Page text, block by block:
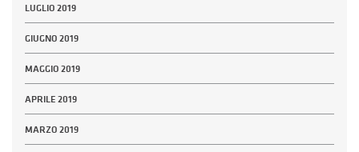
LUGLIO 2019
GIUGNO 2019
MAGGIO 2019
APRILE 2019
MARZO 2019